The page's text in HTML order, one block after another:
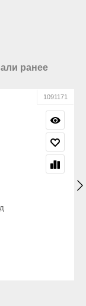
ранее
1091171